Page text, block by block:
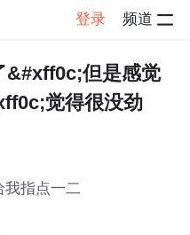
登录 频道
&#xff0c;但是感觉
觉得很没劲
指点一二